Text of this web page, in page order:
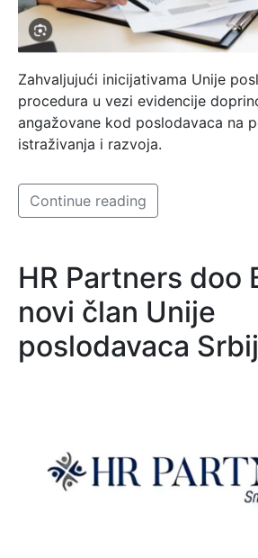
Zahvaljujući inicijativama Unije
procedura u vezi evidencije
angažovane kod poslodavaca na
istraživanja i razvoja.
Continue reading
HR Partners doo
novi član Unije
poslodavaca